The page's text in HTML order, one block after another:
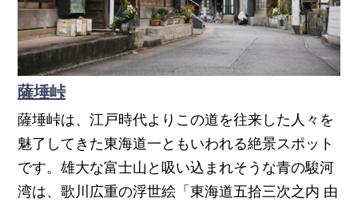
薩埵峠
薩埵峠は、江戸時代よりこの道を往来した人々を
魅了してきた東海道一ともいわれる絶景スポット
です。雄大な富士山と吸い込まれそうな青の駿河
湾は、歌川広重の浮世絵「東海道五拾三次之内 由